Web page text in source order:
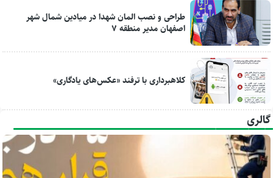
طراحی و نصب المان شهدا در میادین شمال شهر
اصفهان مدیر منطقه ۷
کلاهبرداری با ترفند «عکس‌های یادگاری»
گالری